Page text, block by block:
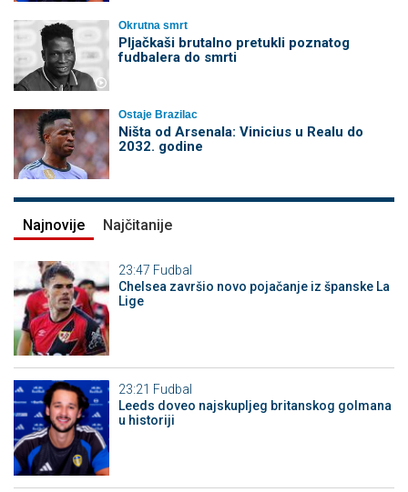
Okrutna smrt
Pljačkaši brutalno pretukli poznatog
fudbalera do smrti
Ostaje Brazilac
Ništa od Arsenala: Vinicius u Realu do
2032. godine
Najnovije Najčitanije
23:47 Fudbal
Chelsea završio novo pojačanje iz španske La
Lige
23:21 Fudbal
Leeds doveo najskupljeg britanskog golmana
u historiji